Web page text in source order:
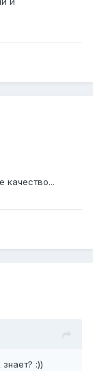
качество...
:))